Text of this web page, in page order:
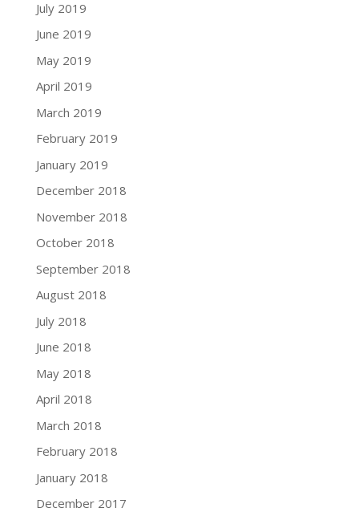
July 2019
June 2019
May 2019
April 2019
March 2019
February 2019
January 2019
December 2018
November 2018
October 2018
September 2018
August 2018
July 2018
June 2018
May 2018
April 2018
March 2018
February 2018
January 2018
December 2017